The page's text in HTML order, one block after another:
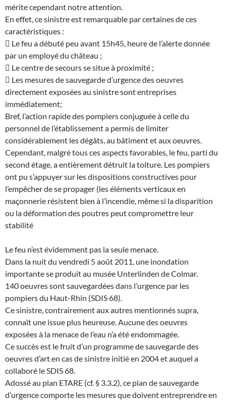
mérite cependant notre attention.
En effet, ce sinistre est remarquable par certaines de ces
caractéristiques :
 Le feu a débuté peu avant 15h45, heure de l’alerte donnée
par un employé du château ;
 Le centre de secours se situe à proximité ;
 Les mesures de sauvegarde d’urgence des oeuvres
directement exposées au sinistre sont entreprises
immédiatement;
Bref, l’action rapide des pompiers conjuguée à celle du
personnel de l’établissement a permis de limiter
considérablement les dégâts, au bâtiment et aux oeuvres.
Cependant, malgré tous ces aspects favorables, le feu, parti du
second étage, a entièrement détruit la toiture. Les pompiers
ont pu s’appuyer sur les dispositions constructives pour
l’empêcher de se propager (les éléments verticaux en
maçonnerie résistent bien à l’incendie, même si la disparition
ou la déformation des poutres peut compromettre leur
stabilité
Le feu n’est évidemment pas la seule menace.
Dans la nuit du vendredi 5 août 2011, une inondation
importante se produit au musée Unterlinden de Colmar.
140 oeuvres sont sauvegardées dans l’urgence par les
pompiers du Haut-Rhin (SDIS 68).
Ce sinistre, contrairement aux autres mentionnés supra,
connaît une issue plus heureuse. Aucune des oeuvres
exposées à la menace de l’eau n’a été endommagée.
Ce succès est le fruit d’un programme de sauvegarde des
oeuvres d’art en cas de sinistre initié en 2004 et auquel a
collaboré le SDIS 68.
Adossé au plan ETARE (cf. § 3.3.2), ce plan de sauvegarde
d’urgence comporte les mesures que doivent entreprendre en